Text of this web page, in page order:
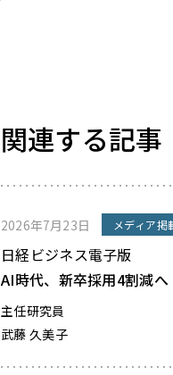
関連する記事
2026年7月23日 メディア掲
日経ビジネス電子版
AI時代、新卒採用4割減
主任研究員
武藤 久美子